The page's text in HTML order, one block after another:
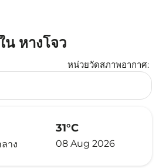
หางโจว
หน่วยวัดสภาพอากาศ:
เซียส Selected
าง
31°C
08 Aug 2026